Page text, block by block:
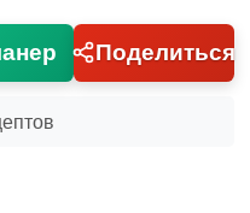
Поделиться